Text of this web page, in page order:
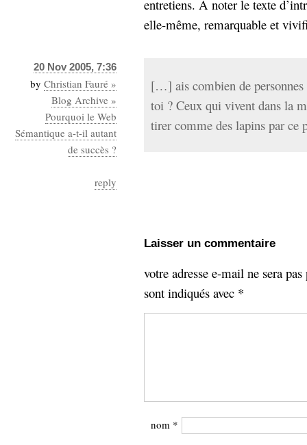
entretiens. A noter le texte
elle-même, remarquable et
20 Nov 2005, 7:36
by Christian Fauré »
Blog Archive »
Pourquoi le Web
Sémantique a-t-il autant
de succès ?
reply
[…] ais combien de personnes
toi ? Ceux qui vivent dans la
tirer comme des lapins par
Laisser un commentaire
votre adresse e-mail ne sera
sont indiqués avec *
nom *